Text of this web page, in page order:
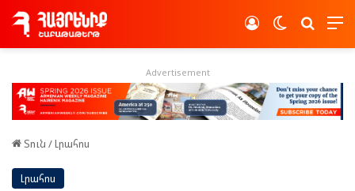
Switch skin
Log In
Advertisement
Տուն /Լրահոս
Լրահոս